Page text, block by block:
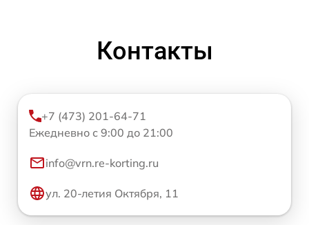
Контакты
+7 (473) 201-64-71
Ежедневно с 9:00 до 21:00
info@vrn.re-korting.ru
ул. 20-летия Октября, 11